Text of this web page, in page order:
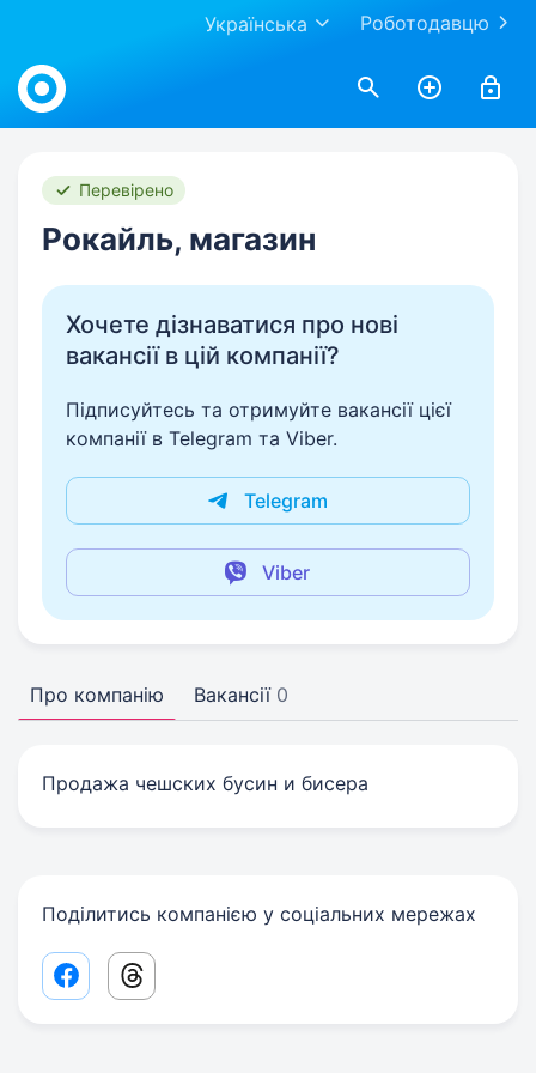
Роботодавцю
Українська
Work.ua
Перевірено
Рокайль, магазин
Хочете дізнаватися про нові
вакансії в цій компанії?
Підписуйтесь та отримуйте вакансії цієї
компанії в Telegram та Viber.
Telegram
Viber
Про компанію Вакансії 0
Продажа чешских бусин и бисера
Поділитись компанією у соціальних мережах
Facebook share link
Threads share link